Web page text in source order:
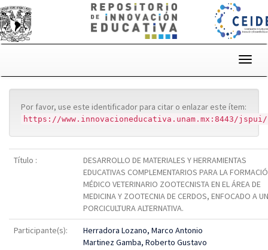
Por favor, use este identificador para citar o enlazar este ítem:
https://www.innovacioneducativa.unam.mx:8443/jspui/
Título :
DESARROLLO DE MATERIALES Y HERRAMIENTAS
EDUCATIVAS COMPLEMENTARIOS PARA LA
MÉDICO VETERINARIO ZOOTECNISTA EN EL ÁREA DE
MEDICINA Y ZOOTECNIA DE CERDOS, ENFOCADO A
PORCICULTURA ALTERNATIVA.
Participante(s):
Herradora Lozano, Marco Antonio
Martinez Gamba, Roberto Gustavo